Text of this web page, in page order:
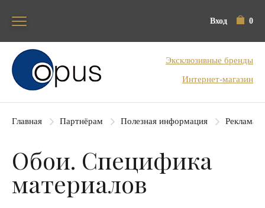
Вход 0
Блок поиска
Эксклюзивные бренды
Интернет-магазин
Главная Партнёрам Полезная информация
Обои. Специфика
материалов